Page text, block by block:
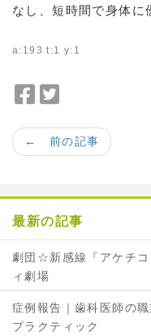
なし、短時間で身体に
a:193 t:1 y:1
c
e
o
k
シ
ェ
i
t
r
で
ェ
← 前の記事
最新の記事
劇団☆新感線『アケチ
ィ劇場
症例報告｜歯科医師の
プラクティック